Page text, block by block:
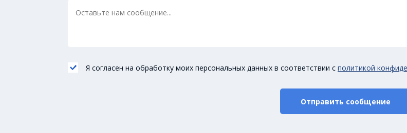
Я согласен на обработку моих персональных данных в соответствии с политикой
Отправить сообщение